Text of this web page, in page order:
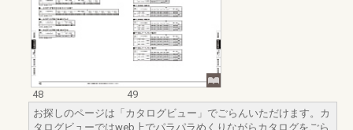
48
49
お探しのページは「カタログビュー」でごらんいただけます。カ
タログビューではweb上でパラパラめくりながらカタログをごら